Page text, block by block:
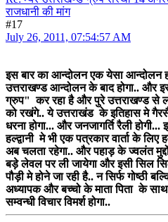
राजधानी की मांग
#17
July 26, 2011, 07:54:57 AM
इस बार का आन्दोलन एक येसा आन्दोलन
उत्तराखण्ड आन्दोलन के बाद होगा.. और
ग्रुप" कर रहा है और पुरे उत्तराखण्ड से
को रखंगे.. ये उत्तराखंड के इतिहास मे
धरना होगा... और जनजागर्ति रैली
हल्द्वानी मे भी एक पत्रकार वार्ता के
अब चलता रहेगा.. और पहाड़ के ज्वलंत
बड़े लेवल पर ली जायेगा और इसी सिल
पौड़ी मे होने जा रही है.. न सिर्फ गोष्ठी
अध्यापक और बच्चो के माता पिता के साथ
सम्वन्धी विचार विमर्श होगा..